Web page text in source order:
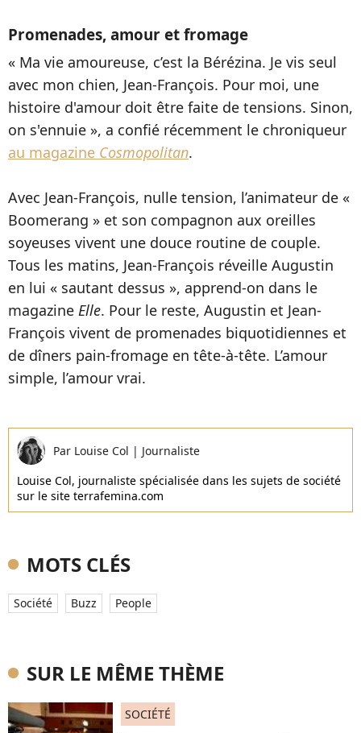
Promenades, amour et fromage
« Ma vie amoureuse, c’est la Bérézina. Je vis seul
avec mon chien, Jean-François. Pour moi, une
histoire d'amour doit être faite de tensions. Sinon,
on s'ennuie », a confié récemment le chroniqueur
au magazine Cosmopolitan.
Avec Jean-François, nulle tension, l’animateur de «
Boomerang » et son compagnon aux oreilles
soyeuses vivent une douce routine de couple.
Tous les matins, Jean-François réveille Augustin
en lui « sautant dessus », apprend-on dans le
magazine Elle. Pour le reste, Augustin et Jean-
François vivent de promenades biquotidiennes et
de dîners pain-fromage en tête-à-tête. L’amour
simple, l’amour vrai.
Par Louise Col | Journaliste
Louise Col, journaliste spécialisée dans les sujets de société
sur le site terrafemina.com
MOTS CLÉS
Société Buzz People
SUR LE MÊME THÈME
SOCIÉTÉ